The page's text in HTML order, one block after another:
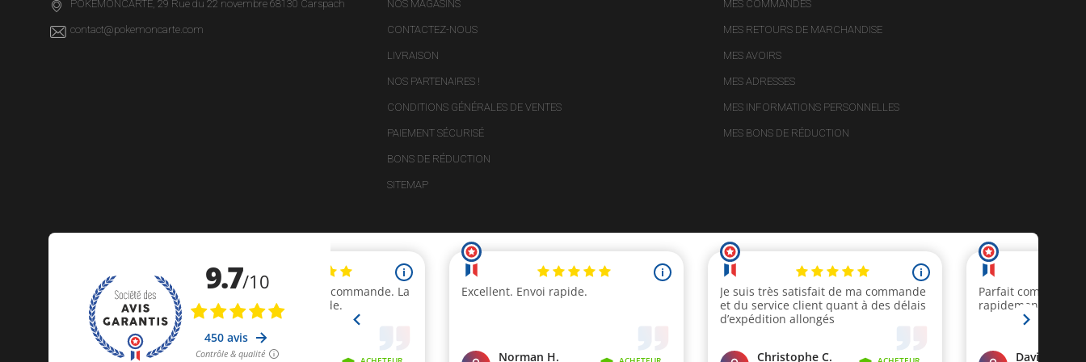
POKEMONCARTE, 29 Rue du 22 novembre 68130 Carspach
contact@pokemoncarte.com
NOS MAGASINS
CONTACTEZ-NOUS
LIVRAISON
NOS PARTENAIRES !
CONDITIONS GÉNÉRALES DE VENTES
PAIEMENT SÉCURISÉ
BONS DE RÉDUCTION
SITEMAP
MES COMMANDES
MES RETOURS DE MARCHANDISE
MES AVOIRS
MES ADRESSES
MES INFORMATIONS PERSONNELLES
MES BONS DE RÉDUCTION